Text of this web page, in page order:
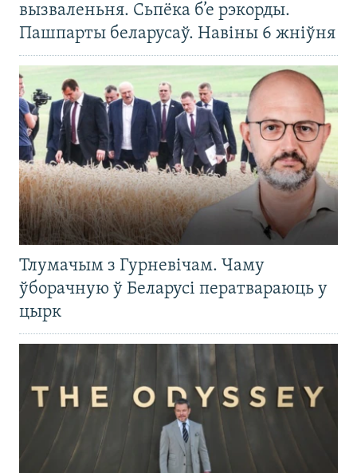
вызваленьня. Сьпёка б’е рэкорды.
Пашпарты беларусаў. Навіны 6 жніўня
Тлумачым з Гурневічам. Чаму
ўборачную ў Беларусі ператвараюць у
цырк